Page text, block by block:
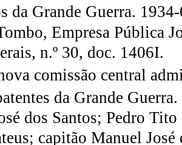
da Grande Guerra.
Empresa Pública
n.º 30, doc. 1406I.
comissão central
da Grande
dos Santos; Pedro
capitão Manuel